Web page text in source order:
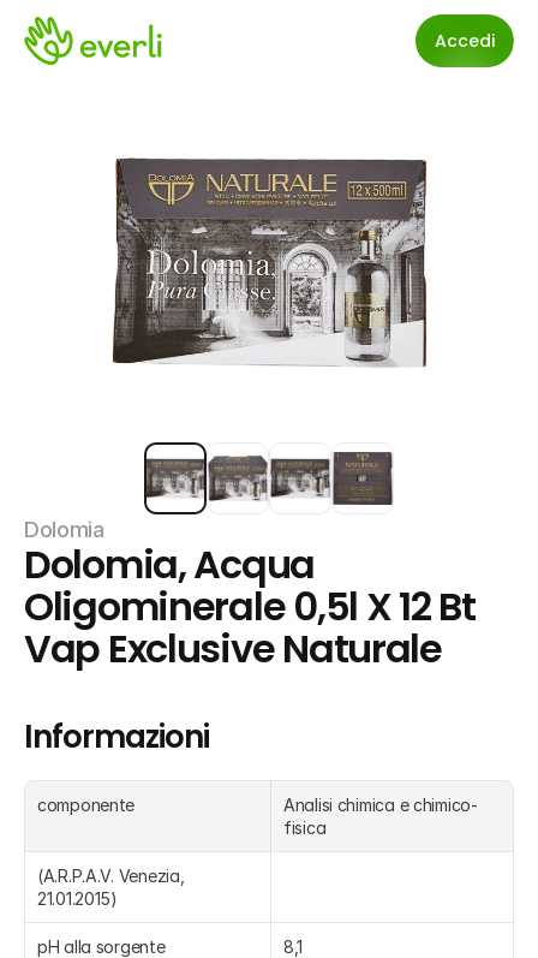
Accedi
Dolomia
Dolomia, Acqua
Oligominerale 0,5l X 12 Bt
Vap Exclusive Naturale
Informazioni
componente
Analisi chimica e chimico-
fisica
(A.R.P.A.V. Venezia,
21.01.2015)
pH alla sorgente 8,1